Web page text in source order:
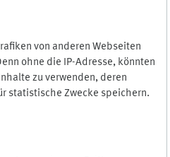
von anderen Webseiten
ohne die IP-Adresse, könnten
zu verwenden, deren
statistische Zwecke speichern.